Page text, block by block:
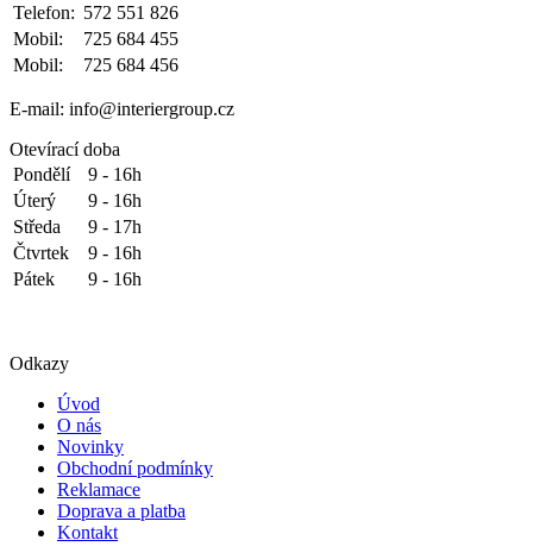
Telefon: 572 551 826
Mobil:
725 684 455
Mobil:
725 684 456
E-mail: info@interiergroup.cz
Otevírací doba
Pondělí
9 - 16h
Úterý
9 - 16h
Středa
9 - 17h
Čtvrtek
9 - 16h
Pátek
9 - 16h
Odkazy
Úvod
O nás
Novinky
Obchodní podmínky
Reklamace
Doprava a platba
Kontakt